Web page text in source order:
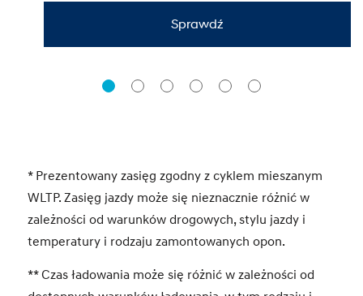
Sprawdź
* Prezentowany zasięg zgodny z cyklem mieszanym
WLTP. Zasięg jazdy może się nieznacznie różnić w
zależności od warunków drogowych, stylu jazdy i
temperatury i rodzaju zamontowanych opon.
** Czas ładowania może się różnić w zależności od